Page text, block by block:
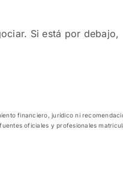
Si está por debajo,
financiero, jurídico ni
oficiales y profesionales